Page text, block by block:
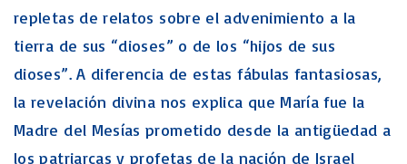
repletas de relatos sobre el advenimiento a la
tierra de sus “dioses” o de los “hijos de sus
dioses”. A diferencia de estas fábulas fantasiosas,
la revelación divina nos explica que María fue la
Madre del Mesías prometido desde la antigüedad a
los patriarcas y profetas de la nación de Israel